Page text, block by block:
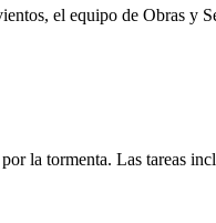
el equipo de Obras
la tormenta. Las tareas